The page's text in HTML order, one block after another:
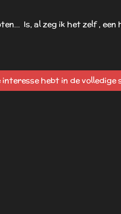
Is, al zeg ik het zelf , een
interesse hebt in de volledige